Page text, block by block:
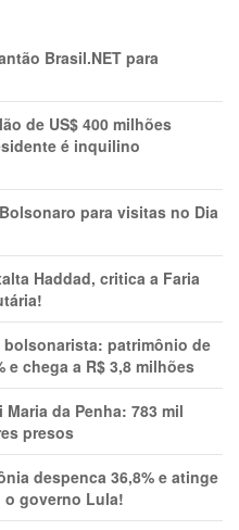
Brasil.NET para
de US$ 400 milhões
é inquilino
para visitas no Dia
Haddad, critica a Faria
patrimônio de
e chega a R$ 3,8 milhões
da Penha: 783 mil
presos
despenca 36,8% e atinge
o governo Lula!